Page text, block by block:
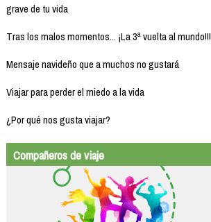
grave de tu vida
Tras los malos momentos... ¡La 3ª vuelta al mundo!!!
Mensaje navideño que a muchos no gustará
Viajar para perder el miedo a la vida
¿Por qué nos gusta viajar?
Compañeros de viaje